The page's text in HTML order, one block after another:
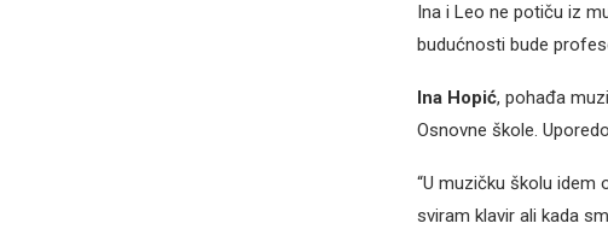
Ina i Leo ne potiču iz
budućnosti bude
Ina Hopić, pohađa
Osnovne škole.
“U muzičku školu idem
sviram klavir ali kada